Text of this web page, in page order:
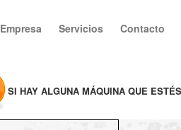
Empresa Servicios Contacto
SI HAY ALGUNA MÁQUINA QUE